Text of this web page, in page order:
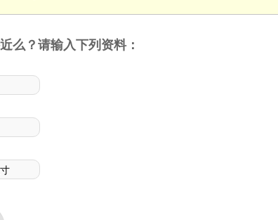
么？请输入下列资料：